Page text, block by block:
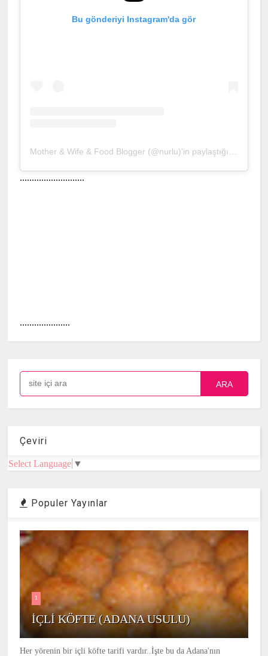
Bu gönderiyi Instagram'da gör
Mother & Wife & Food Blogger (@nurlu)'in paylaştığı bir gönderi
...........................
.....................
ARA
Çeviri
Select Language ▼
Populer Yayınlar
1
İÇLİ KÖFTE (ADANA USULU)
Her yörenin bir içli köfte tarifi vardır..İşte bu da Adana'nın